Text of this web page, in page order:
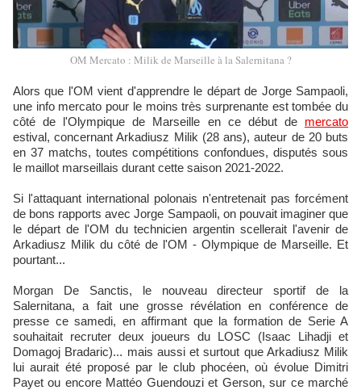
OM Mercato : Milik de Marseille à la Salernitana ?
Alors que l'OM vient d'apprendre le départ de Jorge Sampaoli,
une info mercato pour le moins très surprenante est tombée du
côté de l'Olympique de Marseille en ce début de mercato
estival, concernant Arkadiusz Milik (28 ans), auteur de 20 buts
en 37 matchs, toutes compétitions confondues, disputés sous
le maillot marseillais durant cette saison 2021-2022.
Si l'attaquant international polonais n'entretenait pas forcément
de bons rapports avec Jorge Sampaoli, on pouvait imaginer que
le départ de l'OM du technicien argentin scellerait l'avenir de
Arkadiusz Milik du côté de l'OM - Olympique de Marseille. Et
pourtant...
Morgan De Sanctis, le nouveau directeur sportif de la
Salernitana, a fait une grosse révélation en conférence de
presse ce samedi, en affirmant que la formation de Serie A
souhaitait recruter deux joueurs du LOSC (Isaac Lihadji et
Domagoj Bradaric)... mais aussi et surtout que Arkadiusz Milik
lui aurait été proposé par le club phocéen, où évolue Dimitri
Payet ou encore Mattéo Guendouzi et Gerson, sur ce marché